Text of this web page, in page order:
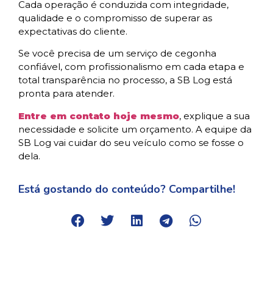
Cada operação é conduzida com integridade,
qualidade e o compromisso de superar as
expectativas do cliente.
Se você precisa de um serviço de cegonha
confiável, com profissionalismo em cada etapa e
total transparência no processo, a SB Log está
pronta para atender.
Entre em contato hoje mesmo, explique a sua
necessidade e solicite um orçamento. A equipe da
SB Log vai cuidar do seu veículo como se fosse o
dela.
Está gostando do conteúdo? Compartilhe!